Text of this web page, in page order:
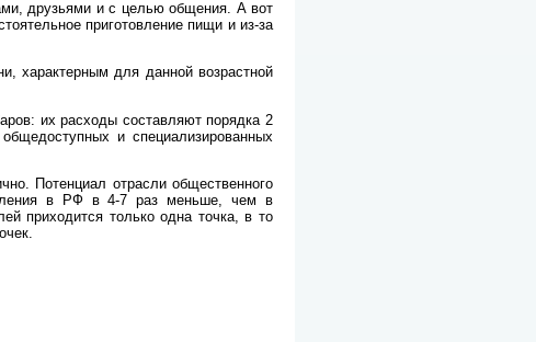
друзьями и с целью общения. А вот
приготовление пищи и из-за
характерным для данной возрастной
их расходы составляют порядка 2
и специализированных
Потенциал отрасли общественного
в РФ в 4-7 раз меньше, чем в
приходится только одна точка, в то